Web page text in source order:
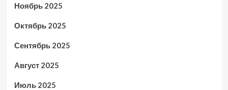
Ноябрь 2025
Октябрь 2025
Сентябрь 2025
Август 2025
Июль 2025